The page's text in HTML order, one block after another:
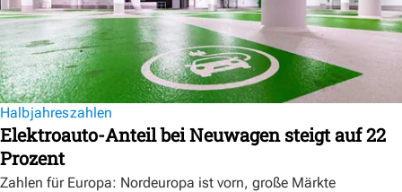
Halbjahreszahlen
Elektroauto-Anteil bei Neuwagen steigt auf 22
Prozent
Zahlen für Europa: Nordeuropa ist vorn, große Märkte